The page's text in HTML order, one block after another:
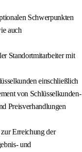
Schwerpunkten
auch
Standortmitarbeiter mit
einschließlich
von Schlüsselkunden-
Preisverhandlungen
Erreichung der
und